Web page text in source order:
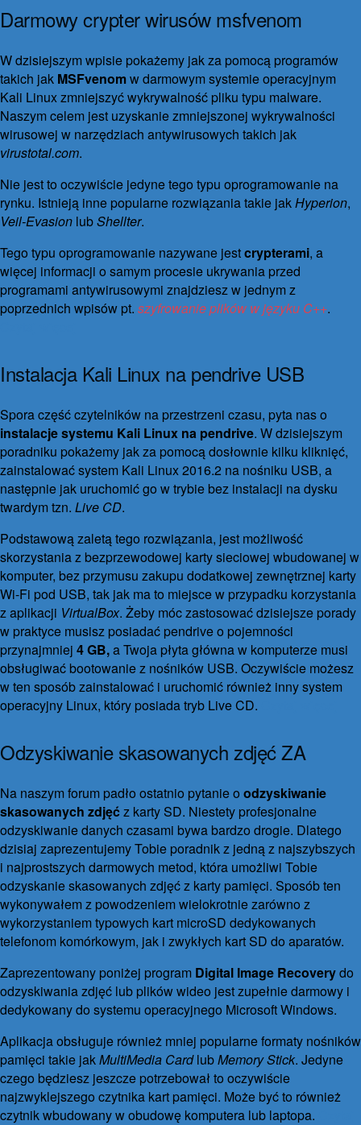
Darmowy crypter wirusów msfvenom
20 marca 2017 30 września 2021 25 komentarzy
W dzisiejszym wpisie pokażemy jak za pomocą programów
takich jak MSFvenomw darmowym systemie operacyjnym
Kali Linux zmniejszyć wykrywalność pliku typu malware.
Naszym celem jest uzyskanie zmniejszonej wykrywalności
wirusowej w narzędziach antywirusowych takich jak
virustotal.com.
Nie jest to oczywiście jedyne tego typu oprogramowanie na
rynku. Istnieją inne popularne rozwiązania takie jakHyperion,
Veil-Evasion lubShellter.
Tego typu oprogramowanie nazywane jestcrypterami, a
więcej informacji o samym procesie ukrywania przed
programami antywirusowymi znajdziesz w jednym z
poprzednich wpisów pt. szyfrowanie plików w języku C++.
Instalacja Kali Linux na pendrive USB
15 listopada 2016 25 marca 2018 62 komentarze
Spora część czytelników na przestrzeni czasu, pyta nas o
instalacje systemu Kali Linux na pendrive. W dzisiejszym
poradniku pokażemy jak za pomocą dosłownie kilku kliknięć,
zainstalować system Kali Linux 2016.2 na nośniku USB, a
następnie jak uruchomić go w trybie bez instalacji na dysku
twardym tzn. Live CD.
Podstawową zaletą tego rozwiązania, jest możliwość
skorzystania z bezprzewodowej karty sieciowej wbudowanej w
komputer, bez przymusu zakupu dodatkowej zewnętrznej karty
Wi-Fi pod USB, tak jak ma to miejsce w przypadku korzystania
z aplikacji VirtualBox. Żeby móc zastosować dzisiejsze porady
w praktyce musisz posiadać pendrive o pojemności
przynajmniej 4 GB,a Twoja płyta główna w komputerze musi
obsługiwać bootowanie z nośników USB. Oczywiście możesz
w ten sposób zainstalować i uruchomić również inny system
operacyjny Linux, który posiada tryb Live CD.
Odzyskiwanie skasowanych zdjęć ZA
30 września 201625 marca 2018 9 komentarzy
Na naszym forum padło ostatnio pytanie o odzyskiwanie
skasowanych zdjęćz karty SD. Niestety profesjonalne
odzyskiwanie danych czasami bywa bardzo drogie. Dlatego
dzisiaj zaprezentujemy Tobie poradnik z jedną z najszybszych
i najprostszych darmowych metod, która umożliwi Tobie
odzyskanie skasowanych zdjęć z karty pamięci. Sposób ten
wykonywałem z powodzeniem wielokrotnie zarówno z
wykorzystaniem typowych kart microSD dedykowanych
telefonom komórkowym, jak i zwykłych kart SD do aparatów.
Zaprezentowany poniżej program Digital Image Recoverydo
odzyskiwania zdjęć lub plików wideo jest zupełnie darmowy i
dedykowany do systemu operacyjnego Microsoft Windows.
Aplikacja obsługuje również mniej popularne formaty nośników
pamięci takie jakMultiMedia CardlubMemory Stick. Jedyne
czego będziesz jeszcze potrzebował to oczywiście
najzwyklejszego czytnika kart pamięci. Może być to również
czytnik wbudowany w obudowę komputera lub laptopa.